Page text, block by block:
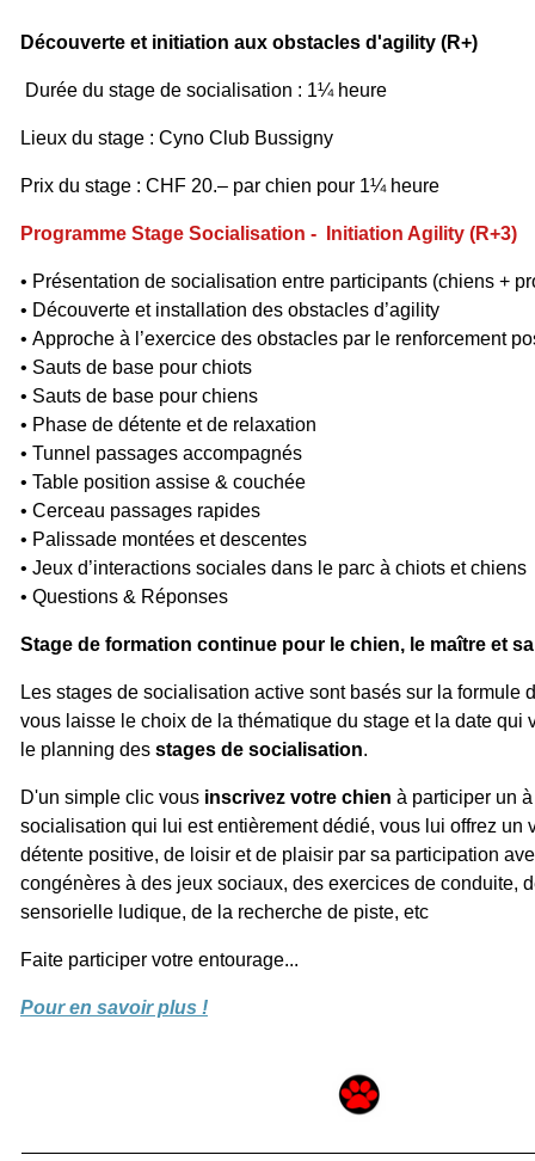
Découverte et initiation aux obstacles d'agility (R+)
Durée du stage de socialisation : 1¼ heure
Lieux du stage : Cyno Club Bussigny
Prix du stage : CHF 20.– par chien pour 1¼ heure
Programme Stage Socialisation - Initiation Agility (R+3)
• Présentation de socialisation entre participants (chiens +
• Découverte et installation des obstacles d’agility
• Approche à l’exercice des obstacles par le renforcement
• Sauts de base pour chiots
• Sauts de base pour chiens
• Phase de détente et de relaxation
• Tunnel passages accompagnés
• Table position assise & couchée
• Cerceau passages rapides
• Palissade montées et descentes
• Jeux d’interactions sociales dans le parc à chiots et chiens
• Questions & Réponses
Stage de formation continue pour le chien, le maître et
Les stages de socialisation active sont basés sur la formule
vous laisse le choix de la thématique du stage et la date qui
le planning des stages de socialisation.
D'un simple clic vous inscrivez votre chien à participer un
socialisation qui lui est entièrement dédié, vous lui offrez un
détente positive, de loisir et de plaisir par sa participation
congénères à des jeux sociaux, des exercices de conduite,
sensorielle ludique, de la recherche de piste, etc
Faite participer votre entourage...
Pour en savoir plus !